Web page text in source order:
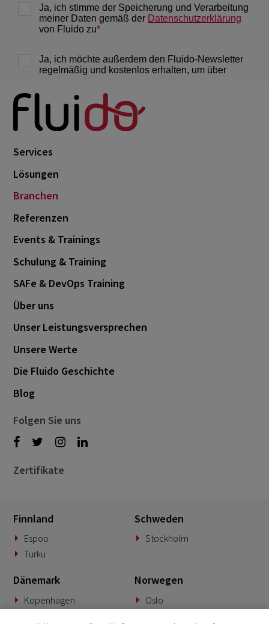
Services
Lösungen
Branchen
Referenzen
Events & Trainings
Schulung & Training
SAFe & DevOps Training
Über uns
Unser Leistungsversprechen
Unsere Werte
Die Fluido Geschichte
Blog
Folgen Sie uns
Zertifikate
Finnland
Espoo
Turku
Schweden
Stockholm
Dänemark
Kopenhagen
Norwegen
Oslo